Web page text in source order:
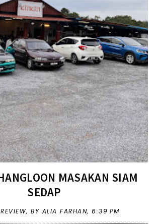
MASAKAN SIAM
SEDAP
,BY ALIA FARHAN, 6:39 PM